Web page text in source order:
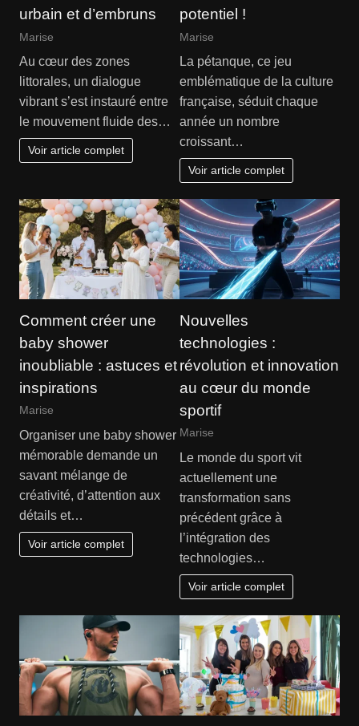
urbain et d’embruns
Marise
Au cœur des zones
littorales, un dialogue
vibrant s’est instauré entre
le mouvement fluide des…
Voir article complet
potentiel !
Marise
La pétanque, ce jeu
emblématique de la culture
française, séduit chaque
année un nombre
croissant…
Voir article complet
Comment créer une
baby shower
inoubliable : astuces et
inspirations
Marise
Organiser une baby shower
mémorable demande un
savant mélange de
créativité, d’attention aux
détails et…
Voir article complet
Nouvelles
technologies :
révolution et innovation
au cœur du monde
sportif
Marise
Le monde du sport vit
actuellement une
transformation sans
précédent grâce à
l’intégration des
technologies…
Voir article complet